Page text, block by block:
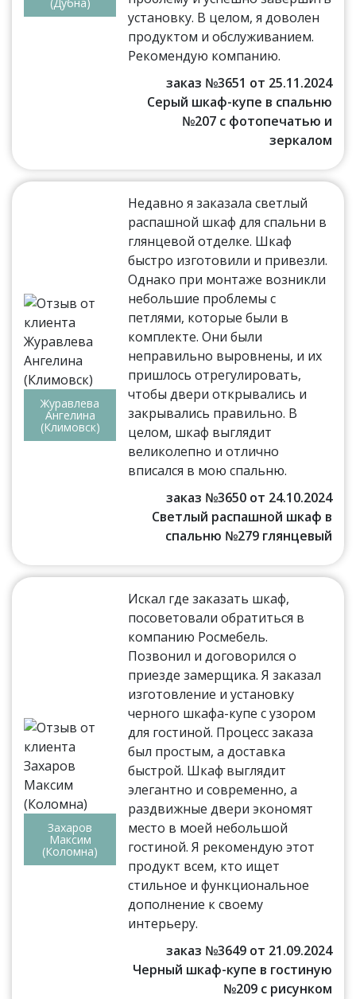
(Дубна)
установку. В целом, я доволен
продуктом и обслуживанием.
Рекомендую компанию.
заказ №3651 от 25.11.2024
Серый шкаф-купе в спальню
№207 с фотопечатью и
зеркалом
Журавлева
Ангелина
(Климовск)
Недавно я заказала светлый
распашной шкаф для спальни в
глянцевой отделке. Шкаф
быстро изготовили и привезли.
Однако при монтаже возникли
небольшие проблемы с
петлями, которые были в
комплекте. Они были
неправильно выровнены, и их
пришлось отрегулировать,
чтобы двери открывались и
закрывались правильно. В
целом, шкаф выглядит
великолепно и отлично
вписался в мою спальню.
заказ №3650 от 24.10.2024
Светлый распашной шкаф в
спальню №279 глянцевый
Захаров
Максим
(Коломна)
Искал где заказать шкаф,
посоветовали обратиться в
компанию Росмебель.
Позвонил и договорился о
приезде замерщика. Я заказал
изготовление и установку
черного шкафа-купе с узором
для гостиной. Процесс заказа
был простым, а доставка
быстрой. Шкаф выглядит
элегантно и современно, а
раздвижные двери экономят
место в моей небольшой
гостиной. Я рекомендую этот
продукт всем, кто ищет
стильное и функциональное
дополнение к своему
интерьеру.
заказ №3649 от 21.09.2024
Черный шкаф-купе в гостиную
№209 с рисунком